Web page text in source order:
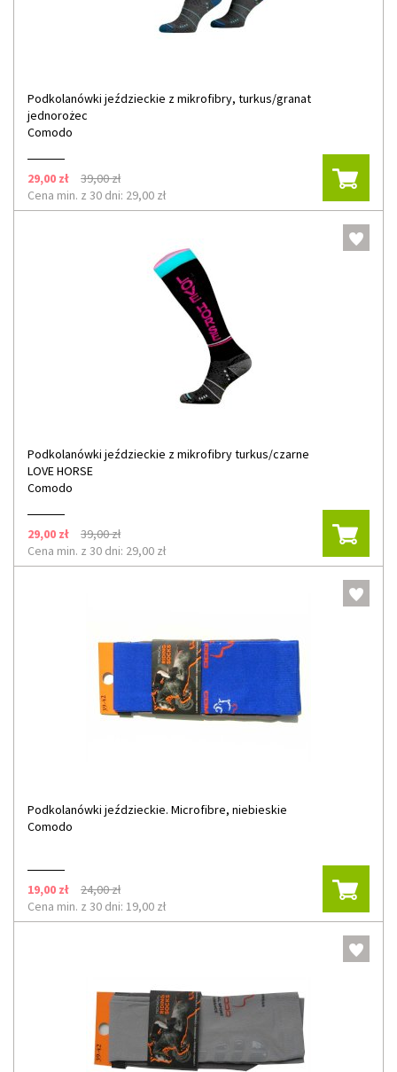
Podkolanówki jeździeckie z mikrofibry, turkus/granat
jednorożec
Comodo
29,00 zł
39,00 zł
Cena min. z 30 dni: 29,00 zł
Podkolanówki jeździeckie z mikrofibry turkus/czarne
LOVE HORSE
Comodo
29,00 zł
39,00 zł
Cena min. z 30 dni: 29,00 zł
Podkolanówki jeździeckie. Microfibre, niebieskie
Comodo
19,00 zł
24,00 zł
Cena min. z 30 dni: 19,00 zł